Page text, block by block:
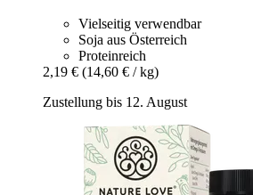
Vielseitig verwendbar
Soja aus Österreich
Proteinreich
2,19 € (14,60 € / kg)
Zustellung bis 12. August